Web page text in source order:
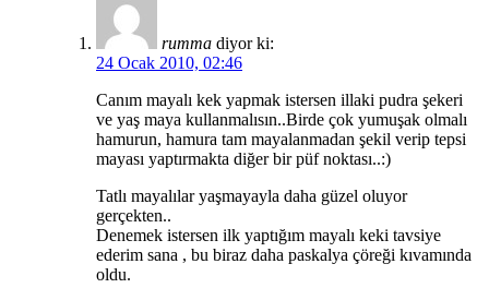
rumma diyor ki:
24 Ocak 2010, 02:46
Canım mayalı kek yapmak istersen illaki pudra şekeri
ve yaş maya kullanmalısın..Birde çok yumuşak olmalı
hamurun, hamura tam mayalanmadan şekil verip tepsi
mayası yaptırmakta diğer bir püf noktası..:)
Tatlı mayalılar yaşmayayla daha güzel oluyor
gerçekten..
Denemek istersen ilk yaptığım mayalı keki tavsiye
ederim sana , bu biraz daha paskalya çöreği kıvamında
oldu.